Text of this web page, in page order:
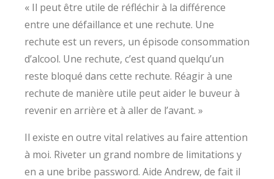
« Il peut être utile de réfléchir à la différence
entre une défaillance et une rechute. Une
rechute est un revers, un épisode consommation
d’alcool. Une rechute, c’est quand quelqu’un
reste bloqué dans cette rechute. Réagir à une
rechute de manière utile peut aider le buveur à
revenir en arrière et à aller de l’avant. »
Il existe en outre vital relatives au faire attention
à moi. Riveter un grand nombre de limitations y
en a une bribe password. Aide Andrew, de fait il